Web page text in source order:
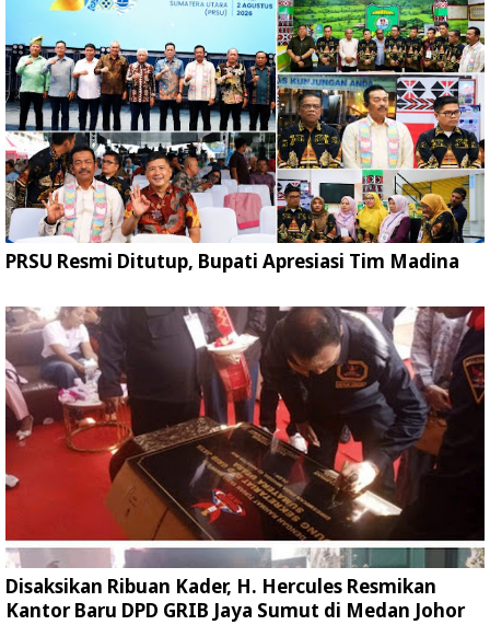
PRSU Resmi Ditutup, Bupati Apresiasi Tim Madina
Disaksikan Ribuan Kader, H. Hercules Resmikan
Kantor Baru DPD GRIB Jaya Sumut di Medan Johor